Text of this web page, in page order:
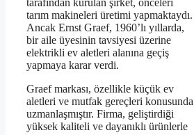
tarım makineleri üretimi yapmaktaydı.
Ancak Ernst Graef, 1960’lı yıllarda,
bir aile üyesinin tavsiyesi üzerine
elektrikli ev aletleri alanına geçiş
yapmaya karar verdi.
Graef markası, özellikle küçük ev
aletleri ve mutfak gereçleri konusunda
uzmanlaşmıştır. Firma, geliştirdiği
yüksek kaliteli ve dayanıklı ürünlerle